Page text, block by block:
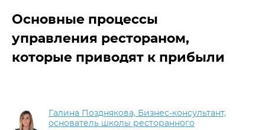
Основные процессы
управления рестораном,
которые приводят к прибыли
Галина Позднякова, Бизнес-консультант,
основатель школы ресторанного